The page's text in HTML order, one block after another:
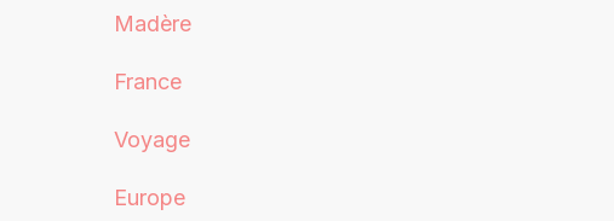
Madère
France
Voyage
Europe